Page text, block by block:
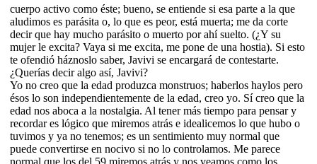
cuerpo activo como éste; bueno, se entiende si esa parte a la que
aludimos es parásita o, lo que es peor, está muerta; me da corte
decir que hay mucho parásito o muerto por ahí suelto. (¿Y su
mujer le excita? Vaya si me excita, me pone de una hostia). Si esto
te ofendió háznoslo saber, Javivi se encargará de contestarte.
¿Querías decir algo así, Javivi?
Yo no creo que la edad produzca monstruos; haberlos haylos pero
ésos lo son independientemente de la edad, creo yo. Sí creo que la
edad nos aboca a la nostalgia. Al tener más tiempo para pensar y
recordar es lógico que miremos atrás e idealicemos lo que hubo o
tuvimos y ya no tenemos; es un sentimiento muy normal que
puede convertirse en nocivo si no lo controlamos. Me parece
normal que los del 59 miremos atrás y nos veamos como los